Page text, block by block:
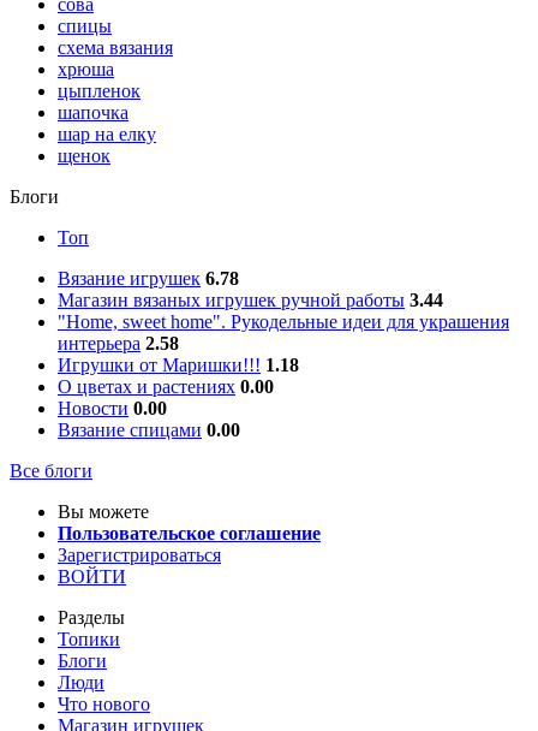
сова
спицы
схема вязания
хрюша
цыпленок
шапочка
шар на елку
щенок
Блоги
Топ
Вязание игрушек 6.78
Магазин вязаных игрушек ручной работы 3.44
"Home, sweet home". Рукодельные идеи для украшения
интерьера 2.58
Игрушки от Маришки!!! 1.18
О цветах и растениях 0.00
Новости 0.00
Вязание спицами 0.00
Все блоги
Вы можете
Пользовательское соглашение
Зарегистрироваться
ВОЙТИ
Разделы
Топики
Блоги
Люди
Что нового
Магазин игрушек